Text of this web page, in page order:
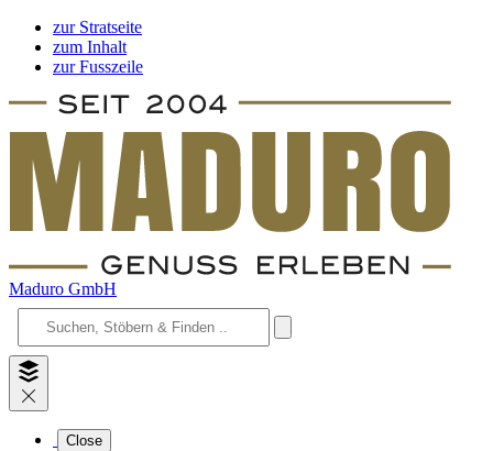
zur Stratseite
zum Inhalt
zur Fusszeile
Maduro GmbH
Close